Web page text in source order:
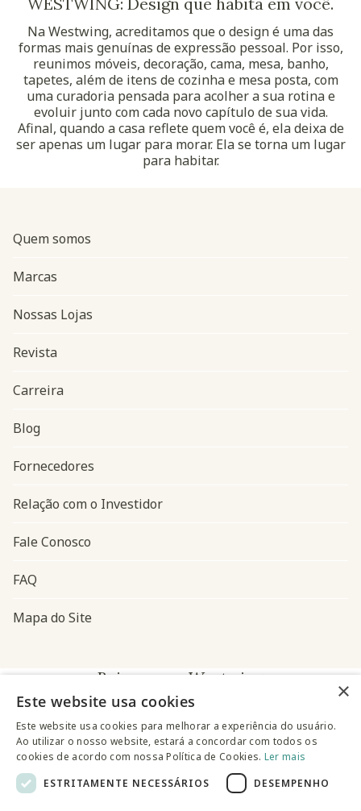
Na Westwing, acreditamos que o design é uma das
formas mais genuínas de expressão pessoal. Por isso,
reunimos móveis, decoração, cama, mesa, banho,
tapetes, além de itens de cozinha e mesa posta, com
uma curadoria pensada para acolher a sua rotina e
evoluir junto com cada novo capítulo de sua vida.
Afinal, quando a casa reflete quem você é, ela deixa de
ser apenas um lugar para morar. Ela se torna um lugar
para habitar.
Navegação do rodapé
Quem somos
Marcas
Nossas Lojas
Revista
Carreira
Blog
Fornecedores
Relação com o Investidor
Fale Conosco
FAQ
Mapa do Site
Baixe o app Westwing
×
Este website usa cookies
Este website usa cookies para melhorar a experiência do usuário.
Ao utilizar o nosso website, estará a concordar com todos os
cookies de acordo com nossa Política de Cookies. Ler mais
ESTRITAMENTE NECESSÁRIOS
DESEMPENHO